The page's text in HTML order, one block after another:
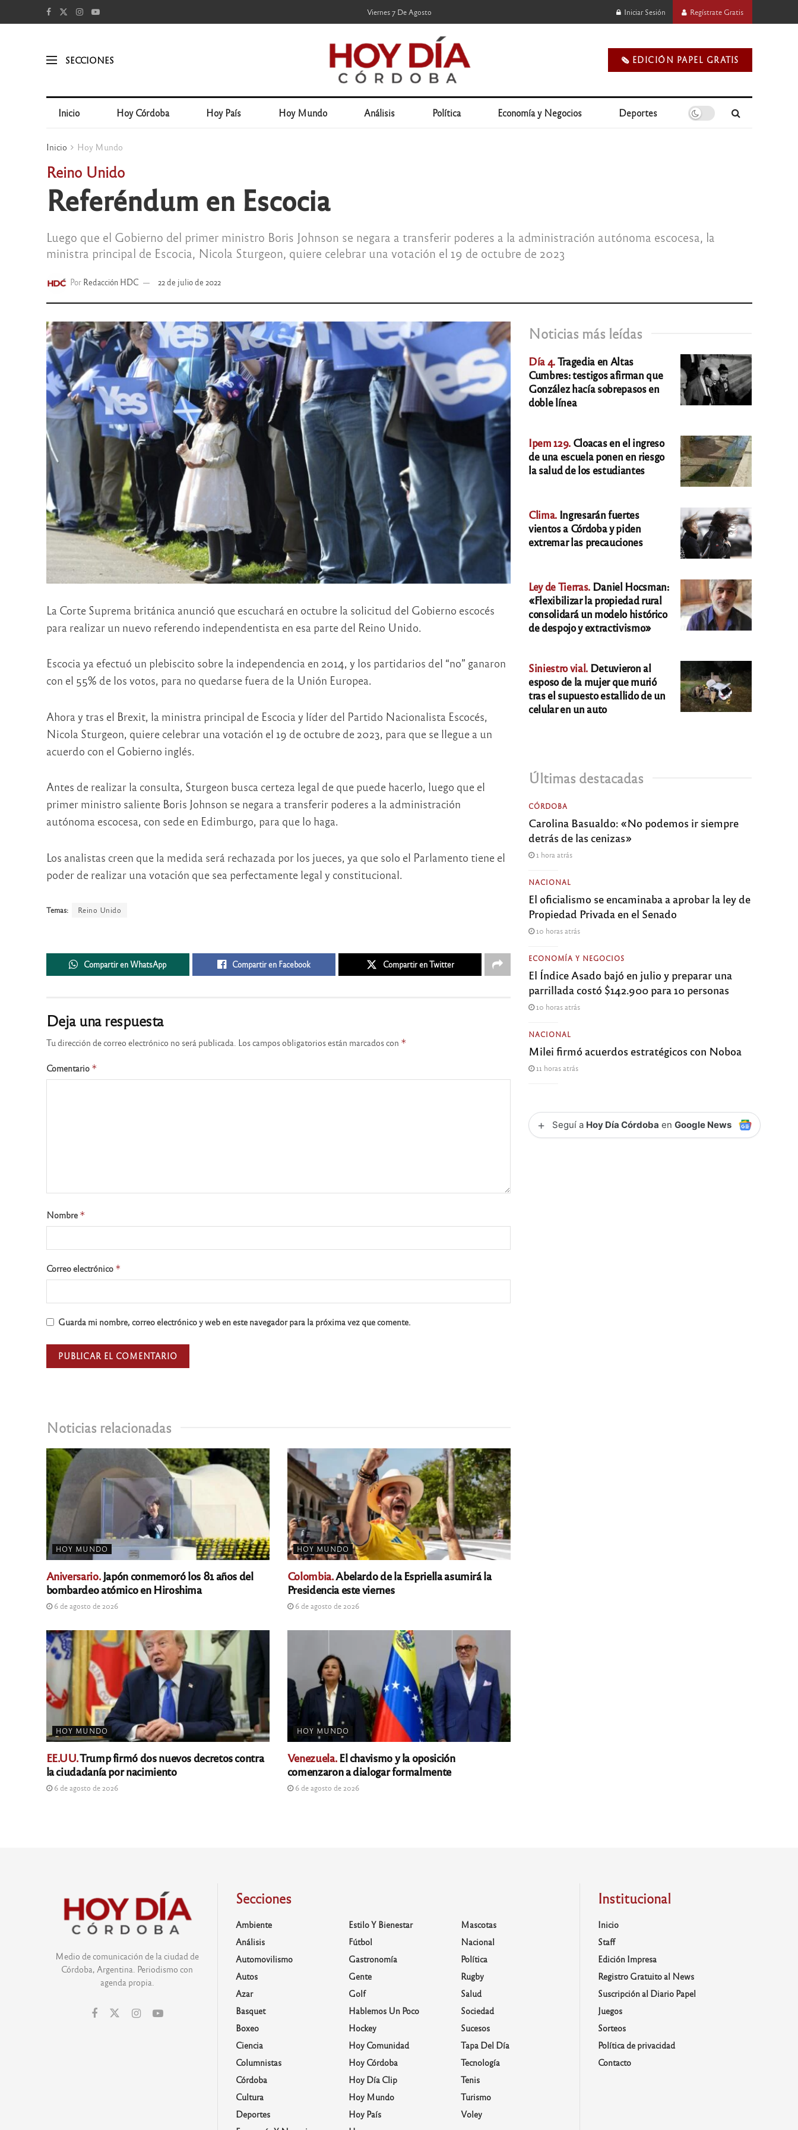
Viernes 7 De Agosto Iniciar Sesión Regístrate Gratis
SECCIONES 🗞️ EDICIÓN PAPEL GRATIS
Inicio Hoy Córdoba Hoy País Hoy Mundo Análisis Política Economía y Negocios Deportes
Inicio Hoy Mundo
Reino Unido
Referéndum en Escocia
Luego que el Gobierno del primer ministro Boris Johnson se negara a transferir poderes a la administración autónoma escocesa, la
ministra principal de Escocia, Nicola Sturgeon, quiere celebrar una votación el 19 de octubre de 2023
Por Redacción HDC 22 de julio de 2022
La Corte Suprema británica anunció que escuchará en octubre la solicitud del Gobierno escocés
para realizar un nuevo referendo independentista en esa parte del Reino Unido.
Escocia ya efectuó un plebiscito sobre la independencia en 2014, y los partidarios del “no” ganaron
con el 55% de los votos, para no quedarse fuera de la Unión Europea.
Ahora y tras el Brexit, la ministra principal de Escocia y líder del Partido Nacionalista Escocés,
Nicola Sturgeon, quiere celebrar una votación el 19 de octubre de 2023, para que se llegue a un
acuerdo con el Gobierno inglés.
Antes de realizar la consulta, Sturgeon busca certeza legal de que puede hacerlo, luego que el
primer ministro saliente Boris Johnson se negara a transferir poderes a la administración
autónoma escocesa, con sede en Edimburgo, para que lo haga.
Los analistas creen que la medida será rechazada por los jueces, ya que solo el Parlamento tiene el
poder de realizar una votación que sea perfectamente legal y constitucional.
Temas: Reino Unido
Compartir en WhatsApp Compartir en Facebook Compartir en Twitter
Noticias relacionadas
HOY MUNDO
Aniversario.Japón conmemoró los 81 años del
bombardeo atómico en Hiroshima
6 de agosto de 2026
HOY MUNDO
Colombia.Abelardo de la Espriella asumirá la
Presidencia este viernes
6 de agosto de 2026
HOY MUNDO
EE.UU.Trump firmó dos nuevos decretos contra
la ciudadanía por nacimiento
6 de agosto de 2026
HOY MUNDO
Venezuela.El chavismo y la oposición
comenzaron a dialogar formalmente
6 de agosto de 2026
Deja una respuesta
Tu dirección de correo electrónico no será publicada. Los campos obligatorios están marcados con *
Comentario *
Nombre *
Correo electrónico *
Guarda mi nombre, correo electrónico y web en este navegador para la próxima vez que comente.
Noticias más leídas
Día 4.Tragedia en Altas
Cumbres: testigos afirman que
González hacía sobrepasos en
doble línea
Ipem 129. Cloacas en el ingreso
de una escuela ponen en riesgo
la salud de los estudiantes
Clima. Ingresarán fuertes
vientos a Córdoba y piden
extremar las precauciones
Ley de Tierras. Daniel Hocsman:
«Flexibilizar la propiedad rural
consolidará un modelo histórico
de despojo y extractivismo»
Siniestro vial. Detuvieron al
esposo de la mujer que murió
tras el supuesto estallido de un
celular en un auto
Últimas destacadas
CÓRDOBA
Carolina Basualdo: «No podemos ir siempre
detrás de las cenizas»
1 hora atrás
NACIONAL
El oficialismo se encaminaba a aprobar la ley de
Propiedad Privada en el Senado
10 horas atrás
ECONOMÍA Y NEGOCIOS
El Índice Asado bajó en julio y preparar una
parrillada costó $142.900 para 10 personas
10 horas atrás
NACIONAL
Milei firmó acuerdos estratégicos con Noboa
11 horas atrás
+ Seguí a Hoy Día Córdoba enGoogle News
Medio de comunicación de la ciudad de
Córdoba, Argentina. Periodismo con
agenda propia.
Secciones
Ambiente
Análisis
Automovilismo
Autos
Azar
Basquet
Boxeo
Ciencia
Columnistas
Córdoba
Cultura
Deportes
Estilo Y Bienestar
Fútbol
Gastronomía
Gente
Golf
Hablemos Un Poco
Hockey
Hoy Comunidad
Hoy Córdoba
Hoy Día Clip
Hoy Mundo
Hoy País
Mascotas
Nacional
Política
Rugby
Salud
Sociedad
Sucesos
Tapa Del Día
Tecnología
Tenis
Turismo
Voley
Institucional
Inicio
Staff
Edición Impresa
Registro Gratuito al News
Suscripción al Diario Papel
Juegos
Sorteos
Política de privacidad
Contacto